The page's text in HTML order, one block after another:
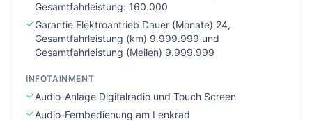
Gesamtfahrleistung: 160.000
Garantie Elektroantrieb Dauer (Monate) 24,
Gesamtfahrleistung (km) 9.999.999 und
Gesamtfahrleistung (Meilen) 9.999.999
INFOTAINMENT
Audio-Anlage Digitalradio und Touch Screen
Audio-Fernbedienung am Lenkrad